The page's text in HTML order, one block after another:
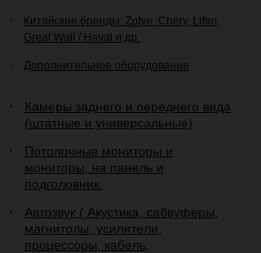
Китайские бренды: Zotye, Chery, Lifan,
Great Wall / Haval и др.
Дополнительное оборудование
Камеры заднего и переднего вида
(штатные и универсальные)
Потолочные мониторы и
мониторы, на панель и
подголовник.
Автозвук ( Акустика, сабвуферы,
магнитолы, усилители,
процессоры, кабель,